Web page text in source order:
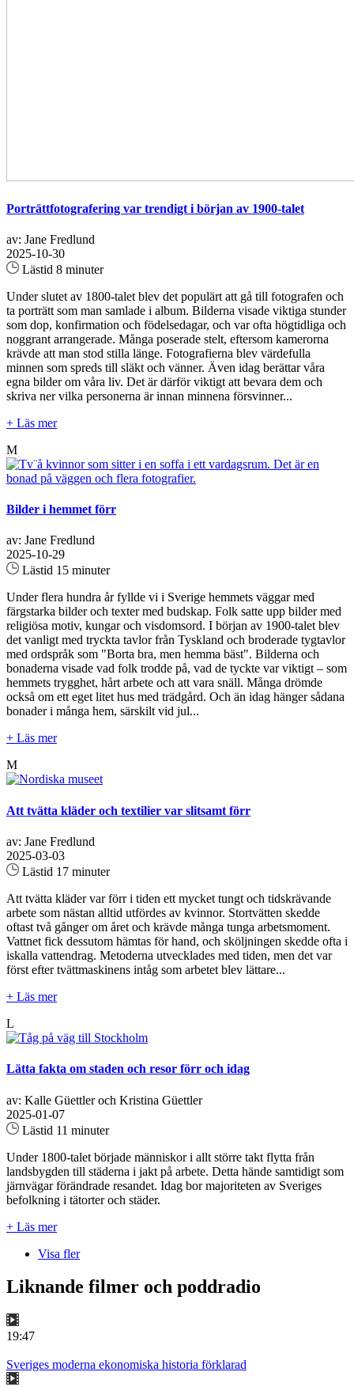
Porträttfotografering var trendigt i början av 1900-talet
av: Jane Fredlund
2025-10-30
Lästid 8 minuter
Under slutet av 1800-talet blev det populärt att gå till fotografen och
ta porträtt som man samlade i album. Bilderna visade viktiga stunder
som dop, konfirmation och födelsedagar, och var ofta högtidliga och
noggrant arrangerade. Många poserade stelt, eftersom kamerorna
krävde att man stod stilla länge. Fotografierna blev värdefulla
minnen som spreds till släkt och vänner. Även idag berättar våra
egna bilder om våra liv. Det är därför viktigt att bevara dem och
skriva ner vilka personerna är innan minnena försvinner...
+ Läs mer
M
Bilder i hemmet förr
av: Jane Fredlund
2025-10-29
Lästid 15 minuter
Under flera hundra år fyllde vi i Sverige hemmets väggar med
färgstarka bilder och texter med budskap. Folk satte upp bilder med
religiösa motiv, kungar och visdomsord. I början av 1900-talet blev
det vanligt med tryckta tavlor från Tyskland och broderade tygtavlor
med ordspråk som "Borta bra, men hemma bäst". Bilderna och
bonaderna visade vad folk trodde på, vad de tyckte var viktigt – som
hemmets trygghet, hårt arbete och att vara snäll. Många drömde
också om ett eget litet hus med trädgård. Och än idag hänger sådana
bonader i många hem, särskilt vid jul...
+ Läs mer
M
Att tvätta kläder och textilier var slitsamt förr
av: Jane Fredlund
2025-03-03
Lästid 17 minuter
Att tvätta kläder var förr i tiden ett mycket tungt och tidskrävande
arbete som nästan alltid utfördes av kvinnor. Stortvätten skedde
oftast två gånger om året och krävde många tunga arbetsmoment.
Vattnet fick dessutom hämtas för hand, och sköljningen skedde ofta i
iskalla vattendrag. Metoderna utvecklades med tiden, men det var
först efter tvättmaskinens intåg som arbetet blev lättare...
+ Läs mer
L
Lätta fakta om staden och resor förr och idag
av: Kalle Güettler och Kristina Güettler
2025-01-07
Lästid 11 minuter
Under 1800-talet började människor i allt större takt flytta från
landsbygden till städerna i jakt på arbete. Detta hände samtidigt som
järnvägar förändrade resandet. Idag bor majoriteten av Sveriges
befolkning i tätorter och städer.
+ Läs mer
Visa fler
Liknande filmer och poddradio
19:47
Sveriges moderna ekonomiska historia förklarad